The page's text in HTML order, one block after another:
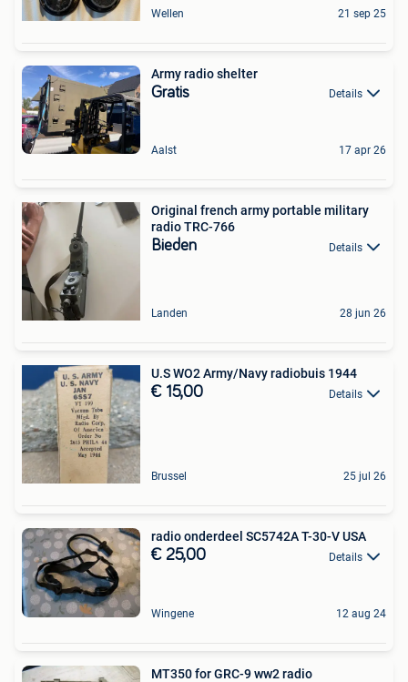
Wellen 21 sep 25
Army radio shelter
Gratis Details
Aalst 17 apr 26
Original french army portable military
radio TRC-766
Bieden Details
Landen 28 jun 26
U.S WO2 Army/Navy radiobuis 1944
€ 15,00 Details
Brussel 25 jul 26
radio onderdeel SC5742A T-30-V USA
€ 25,00 Details
Wingene 12 aug 24
MT350 for GRC-9 ww2 radio